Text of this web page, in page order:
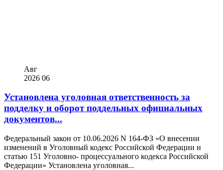
Авг
2026 06
Установлена уголовная ответственность за
подделку и оборот поддельных официальных
документов...
Федеральный закон от 10.06.2026 N 164-ФЗ «О внесении
изменений в Уголовный кодекс Российской Федерации и
статью 151 Уголовно- процессуального кодекса Российской
Федерации» Установлена уголовная...